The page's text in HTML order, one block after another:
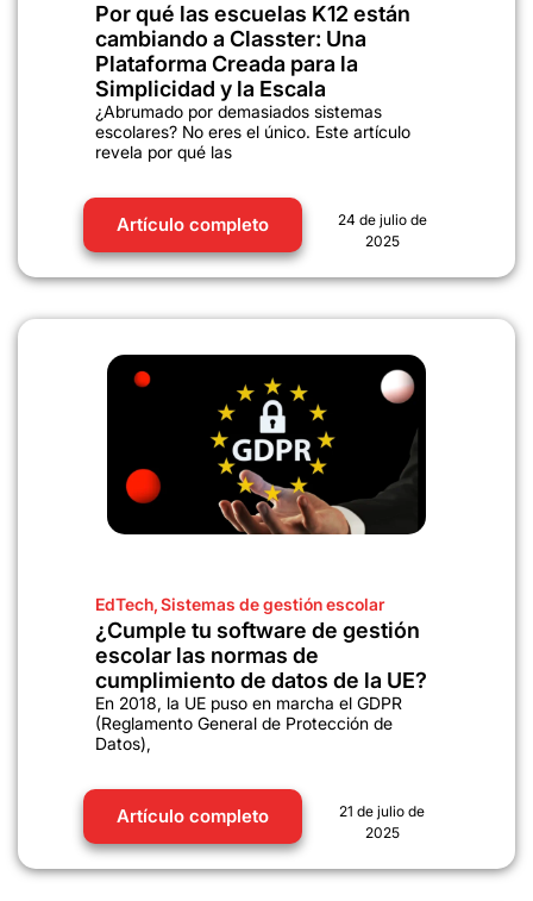
Por qué las escuelas K12 están
cambiando a Classter: Una
Plataforma Creada para la
Simplicidad y la Escala
¿Abrumado por demasiados sistemas
escolares? No eres el único. Este artículo
revela por qué las
Artículo completo
24 de julio de
2025
EdTech,Sistemas de gestión escolar
¿Cumple tu software de gestión
escolar las normas de
cumplimiento de datos de la UE?
En 2018, la UE puso en marcha el GDPR
(Reglamento General de Protección de
Datos),
Artículo completo
21 de julio de
2025